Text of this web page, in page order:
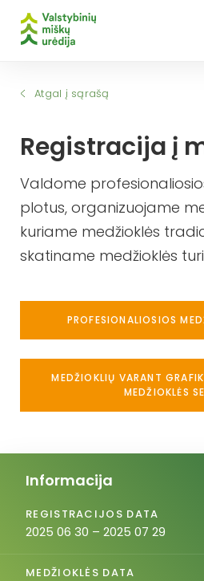
Atgal į sąrašą
Registracija į
Valdome
plotus, organizuojame
kuriame medžioklės
skatiname medžioklės
PROFESIONALIOSIOS
MEDŽIOKLIŲ VARANT
MEDŽIOKLĖS
Informacija
REGISTRACIJOS DATA
2025 06 30 – 2025 07 29
MEDŽIOKLĖS DATA